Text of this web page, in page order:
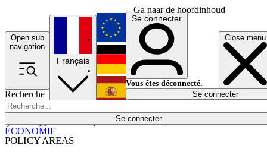
Ga naar de hoofdinhoud
Open sub
navigation
Close menu
Recherche
Se connecter
POLICY AREAS
Économie
Français
English
Deutsch
Español
Se connecter
Vous êtes déconnecté.
Se connecter
ÉCONOMIE